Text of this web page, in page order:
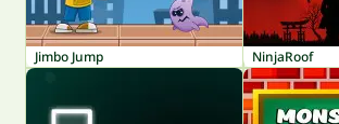
Jimbo Jump NinjaRoof